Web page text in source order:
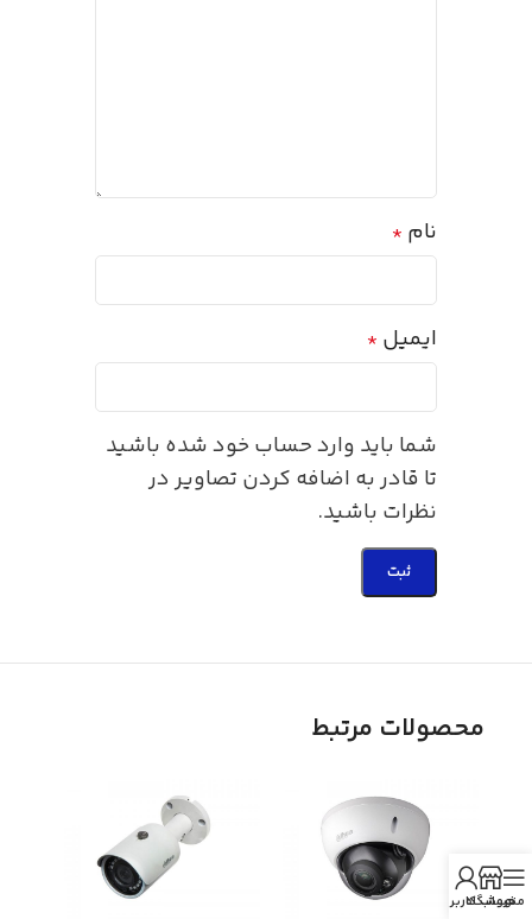
نام *
ایمیل *
شما باید وارد حساب خود شده باشید
تا قادر به اضافه کردن تصاویر در
نظرات باشید.
محصولات مرتبط
منوفروشگاه
حساب کاربری من